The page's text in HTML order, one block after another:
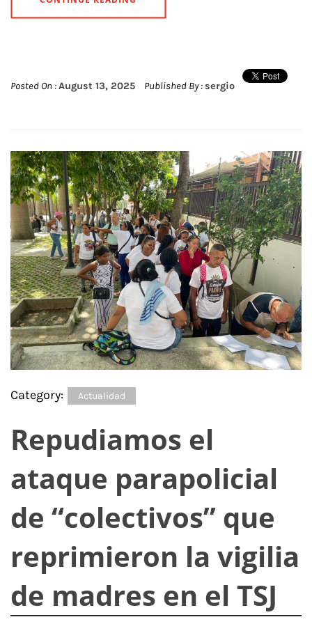
Posted On :August 13, 2025 Published By :sergio
Category: Actualidad
Repudiamos el
ataque parapolicial
de “colectivos” que
reprimieron la vigilia
de madres en el TSJ